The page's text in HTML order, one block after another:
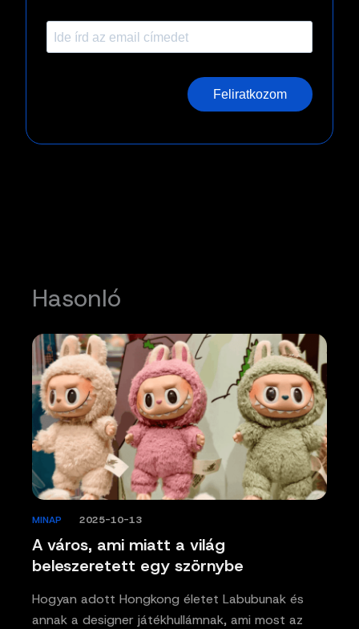
Feliratkozom
Hasonló
A város, ami miatt a világ
beleszeretett egy szörnybe
MINAP 2025-10-13
Hogyan adott Hongkong életet Labubunak és
annak a designer játékhullámnak, ami most az